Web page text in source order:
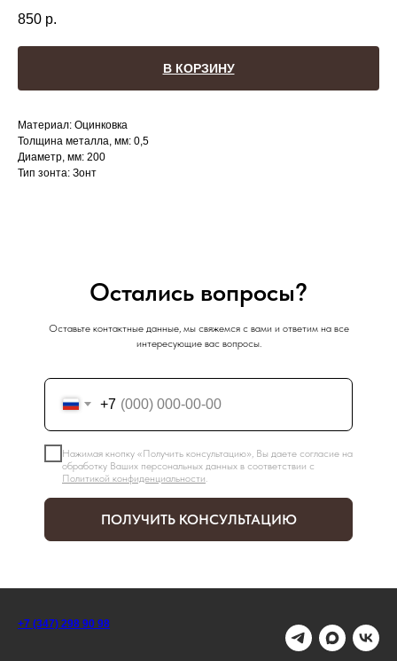
850 р.
В КОРЗИНУ
Материал: Оцинковка
Толщина металла, мм: 0,5
Диаметр, мм: 200
Тип зонта: Зонт
Остались вопросы?
Оставьте контактные данные, мы свяжемся с вами и ответим на все
интересующие вас вопросы.
+7
Нажимая кнопку «Получить консультацию», Вы даете согласие на
обработку Ваших персональных данных в соответствии с
Политикой конфиденциальности
ПОЛУЧИТЬ КОНСУЛЬТАЦИЮ
+7 (347) 298 90 98